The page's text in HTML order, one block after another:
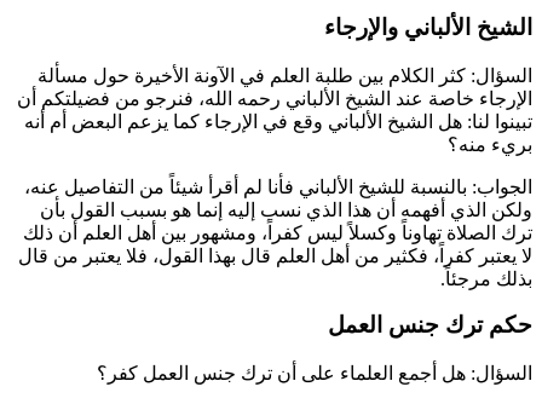
الشيخ الألباني والإرجاء
السؤال: كثر الكلام بين طلبة العلم في الآونة الأخيرة حول مسألة
الإرجاء خاصة عند الشيخ الألباني رحمه الله، فنرجو من فضيلتكم أن
تبينوا لنا: هل الشيخ الألباني وقع في الإرجاء كما يزعم البعض أم أنه
بريء منه؟
الجواب: بالنسبة للشيخ الألباني فأنا لم أقرأ شيئاً من التفاصيل عنه،
ولكن الذي أفهمه أن هذا الذي نسب إليه إنما هو بسبب القول بأن
ترك الصلاة تهاوناً وكسلاً ليس كفراً، ومشهور بين أهل العلم أن ذلك
لا يعتبر كفراً، فكثير من أهل العلم قال بهذا القول، فلا يعتبر من قال
بذلك مرجئاً.
حكم ترك جنس العمل
السؤال: هل أجمع العلماء على أن ترك جنس العمل كفر؟